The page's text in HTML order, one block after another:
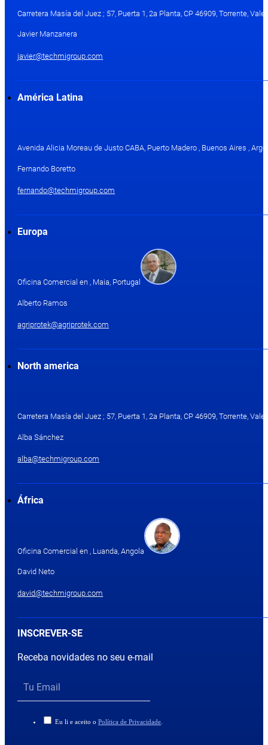
Carretera Masía del Juez ; 57, Puerta 1, 2a Planta, CP 46909, Torrente,
Javier Manzanera
javier@techmigroup.com
América Latina
Avenida Alicia Moreau de Justo CABA, Puerto Madero , Buenos Aires ,
Fernando Boretto
fernando@techmigroup.com
Europa
Oficina Comercial en , Maia, Portugal
Alberto Ramos
agriprotek@agriprotek.com
North america
Carretera Masía del Juez ; 57, Puerta 1, 2a Planta, CP 46909, Torrente,
Alba Sánchez
alba@techmigroup.com
África
Oficina Comercial en , Luanda, Angola
David Neto
david@techmigroup.com
INSCREVER-SE
Receba novidades no seu e-mail
Eu li e aceito oPolítica de Privacidade